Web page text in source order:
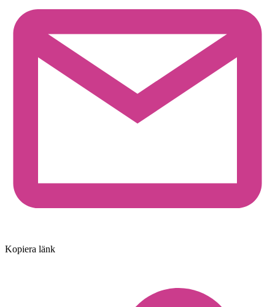
Kopiera länk